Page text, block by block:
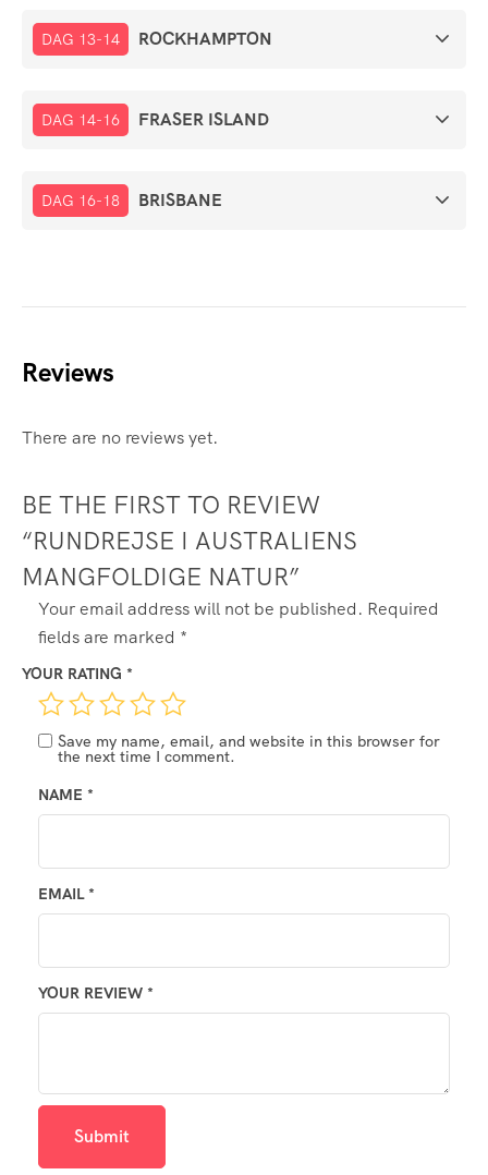
DAG 13-14 ROCKHAMPTON
DAG 14-16 FRASER ISLAND
DAG 16-18 BRISBANE
Reviews
There are no reviews yet.
BE THE FIRST TO REVIEW
“RUNDREJSE I AUSTRALIENS
MANGFOLDIGE NATUR”
Your email address will not be published. Required
fields are marked *
YOUR RATING *
YOUR REVIEW *
NAME *
EMAIL *
Save my name, email, and website in this browser for
the next time I comment.